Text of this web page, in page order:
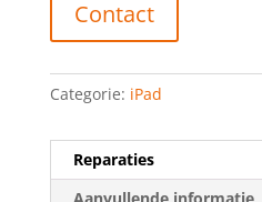
Contact
Categorie: iPad
Reparaties